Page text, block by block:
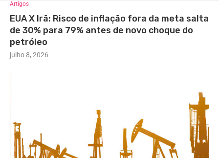
Artigos
EUA X Irã: Risco de inflação fora da meta salta
de 30% para 79% antes de novo choque do
petróleo
julho 8, 2026